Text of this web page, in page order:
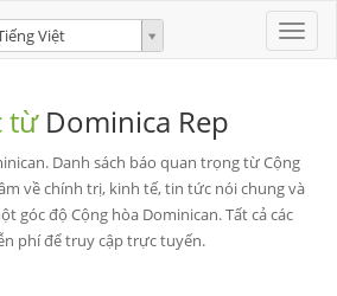
Toggle
Việt
từ Dominica Rep
Danh sách báo quan trọng từ Cộng
về chính trị, kinh tế, tin tức nói chung và
góc độ Cộng hòa Dominican. Tất cả các
phí để truy cập trực tuyến.